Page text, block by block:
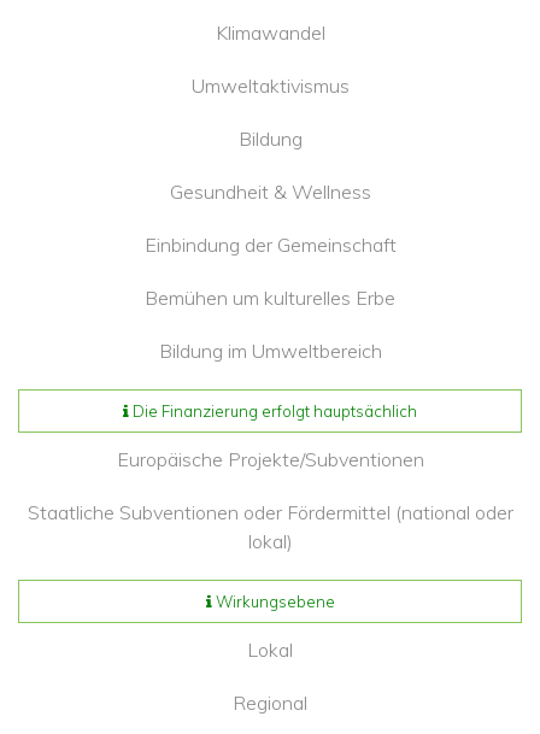
Klimawandel
Umweltaktivismus
Bildung
Gesundheit & Wellness
Einbindung der Gemeinschaft
Bemühen um kulturelles Erbe
Bildung im Umweltbereich
Die Finanzierung erfolgt hauptsächlich
Europäische Projekte/Subventionen
Staatliche Subventionen oder Fördermittel (national oder
lokal)
Wirkungsebene
Lokal
Regional